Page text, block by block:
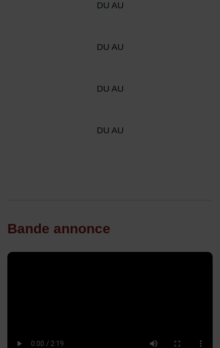
DU AU
DU AU
DU AU
DU AU
Bande annonce